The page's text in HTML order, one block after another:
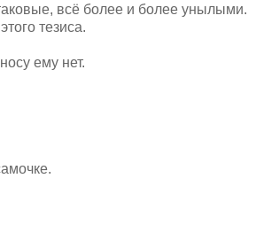
всё более и более унылыми.
этого тезиса.
ему нет.